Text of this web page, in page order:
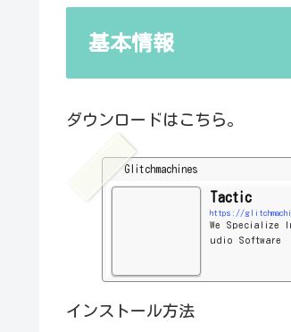
基本情報
ダウンロードはこちら。
Glitchmachines
Tactic
https://
We Specialize
udio Software
インストール方法